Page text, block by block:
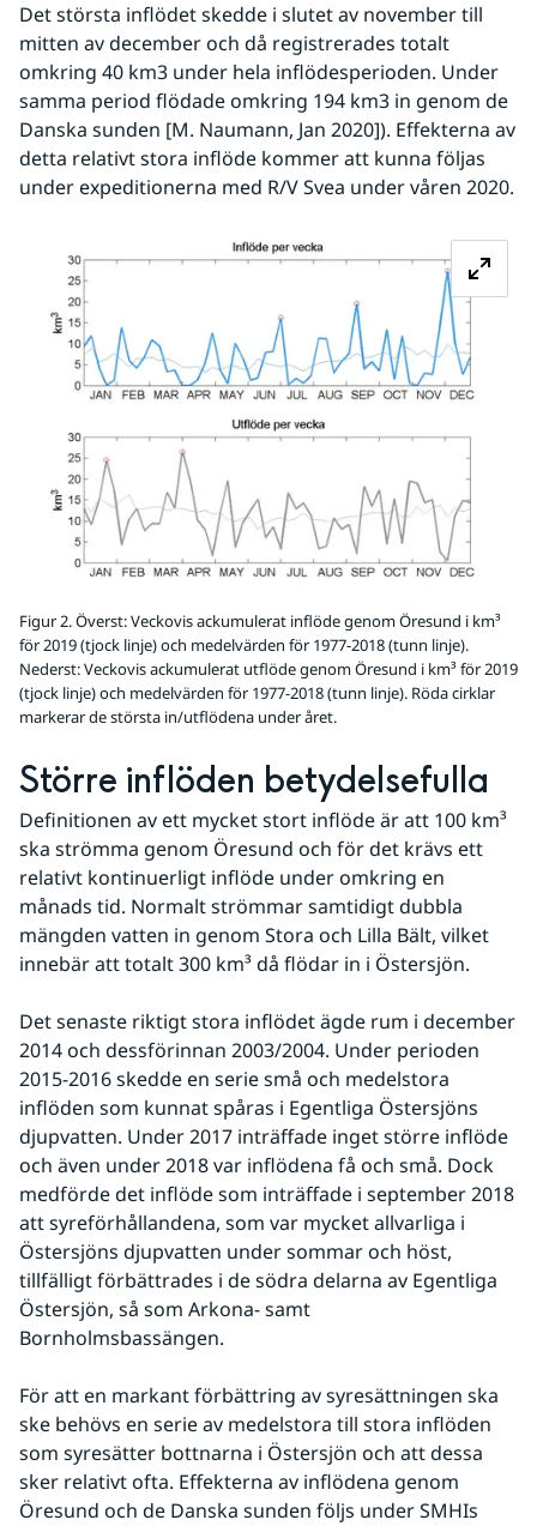
Det största inflödet skedde i slutet av november till
mitten av december och då registrerades totalt
omkring 40 km3 under hela inflödesperioden. Under
samma period flödade omkring 194 km3 in genom de
Danska sunden [M. Naumann, Jan 2020]). Effekterna av
detta relativt stora inflöde kommer att kunna följas
under expeditionerna med R/V Svea under våren 2020.
Figur 2. Överst: Veckovis ackumulerat inflöde genom Öresund i km³
för 2019 (tjock linje) och medelvärden för 1977-2018 (tunn linje).
Nederst: Veckovis ackumulerat utflöde genom Öresund i km³ för 2019
(tjock linje) och medelvärden för 1977-2018 (tunn linje). Röda cirklar
markerar de största in/utflödena under året.
Större inflöden betydelsefulla
Definitionen av ett mycket stort inflöde är att 100 km³
ska strömma genom Öresund och för det krävs ett
relativt kontinuerligt inflöde under omkring en
månads tid. Normalt strömmar samtidigt dubbla
mängden vatten in genom Stora och Lilla Bält, vilket
innebär att totalt 300 km³ då flödar in i Östersjön.
Det senaste riktigt stora inflödet ägde rum i december
2014 och dessförinnan 2003/2004. Under perioden
2015-2016 skedde en serie små och medelstora
inflöden som kunnat spåras i Egentliga Östersjöns
djupvatten. Under 2017 inträffade inget större inflöde
och även under 2018 var inflödena få och små. Dock
medförde det inflöde som inträffade i september 2018
att syreförhållandena, som var mycket allvarliga i
Östersjöns djupvatten under sommar och höst,
tillfälligt förbättrades i de södra delarna av Egentliga
Östersjön, så som Arkona- samt
Bornholmsbassängen.
För att en markant förbättring av syresättningen ska
ske behövs en serie av medelstora till stora inflöden
som syresätter bottnarna i Östersjön och att dessa
sker relativt ofta. Effekterna av inflödena genom
Öresund och de Danska sunden följs under SMHIs